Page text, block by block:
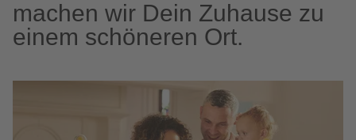
machen wir Dein Zuhause zu
einem schöneren Ort.